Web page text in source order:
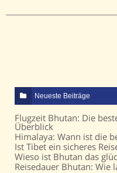
Neueste Beiträge
Flugzeit Bhutan: Die
Überblick
Himalaya: Wann ist die
Ist Tibet ein sicheres
Wieso ist Bhutan das
Reisedauer Bhutan: Wie